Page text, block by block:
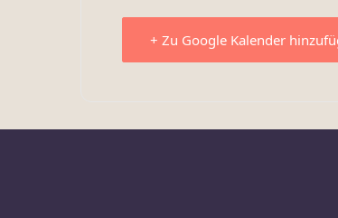
+ Zu Google Kalender